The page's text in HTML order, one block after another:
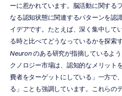
ーに惹かれています。脳活動に関する
なる認知状態に関連するパターンを認
イデアです。たとえば、深く集中して
Neuron のある研究が指摘しているよ
クノロジー市場は、認知的なメリット
費者をターゲットにしている」一方で
る」ことも強調しています。これらの